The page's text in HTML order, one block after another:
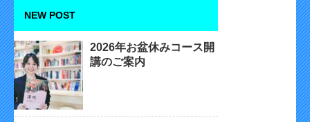
NEW POST
2026年お盆休みコース開
講のご案内